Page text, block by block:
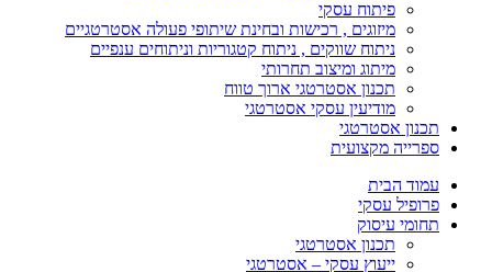
פיתוח עסקי
מיזוגים , רכישות ובחינת שיתופי פעולה אסטרטגיים
ניתוח שווקים , ניתוח קטגוריות וניתוחים ענפיים
מיתוג ומיצוב תחרותי
תכנון אסטרטגי ארוך טווח
מודיעין עסקי אסטרטגי
תכנון אסטרטגי
ספרייה מקצועית
עמוד הבית
פרופיל עסקי
תחומי עיסוק
תכנון אסטרטגי
ייעוץ עסקי – אסטרטגי